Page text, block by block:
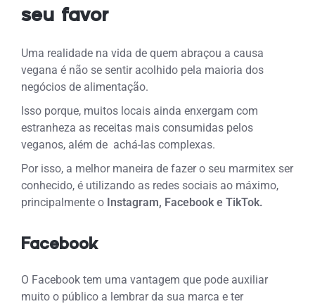
seu favor
Uma realidade na vida de quem abraçou a causa
vegana é não se sentir acolhido pela maioria dos
negócios de alimentação.
Isso porque, muitos locais ainda enxergam com
estranheza as receitas mais consumidas pelos
veganos, além de achá-las complexas.
Por isso, a melhor maneira de fazer o seu marmitex ser
conhecido, é utilizando as redes sociais ao máximo,
principalmente o Instagram, Facebook e TikTok.
Facebook
O Facebook tem uma vantagem que pode auxiliar
muito o público a lembrar da sua marca e ter